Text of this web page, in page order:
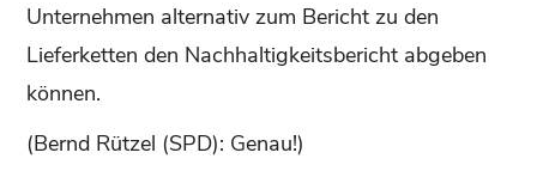
Unternehmen alternativ zum Bericht zu den
Lieferketten den Nachhaltigkeitsbericht abgeben
können.
(Bernd Rützel (SPD): Genau!)